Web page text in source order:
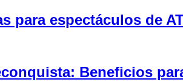
para espectáculos de
Beneficios